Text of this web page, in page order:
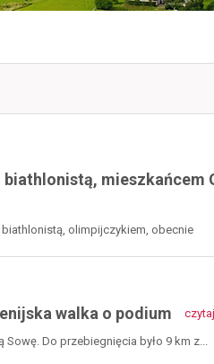
mieszkańcem
biathlonistą, olimpijczykiem, obecnie
walka o podium czytaj
Do przebiegnięcia było 9 km z...